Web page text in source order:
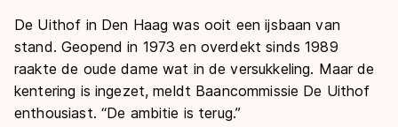
Langebaan
Shorttrack
Inlineskaten
Uitslagen
Langebaan
Shorttrack
Marathon
Tijden & historie
Ranglijsten Langebaan
De Uithof in Den Haag was ooit een ijsbaan van
stand. Geopend in 1973 en overdekt sinds 1989
raakte de oude dame wat in de versukkeling. Maar de
kentering is ingezet, meldt Baancommissie De Uithof
enthousiast. “De ambitie is terug.”